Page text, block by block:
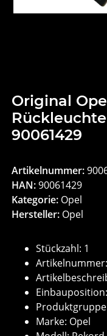
Original
90061429
Artikelnummer:
HAN:90061429
Kategorie: Opel
Hersteller: Opel
Stückzahl: 1
Marke: Opel